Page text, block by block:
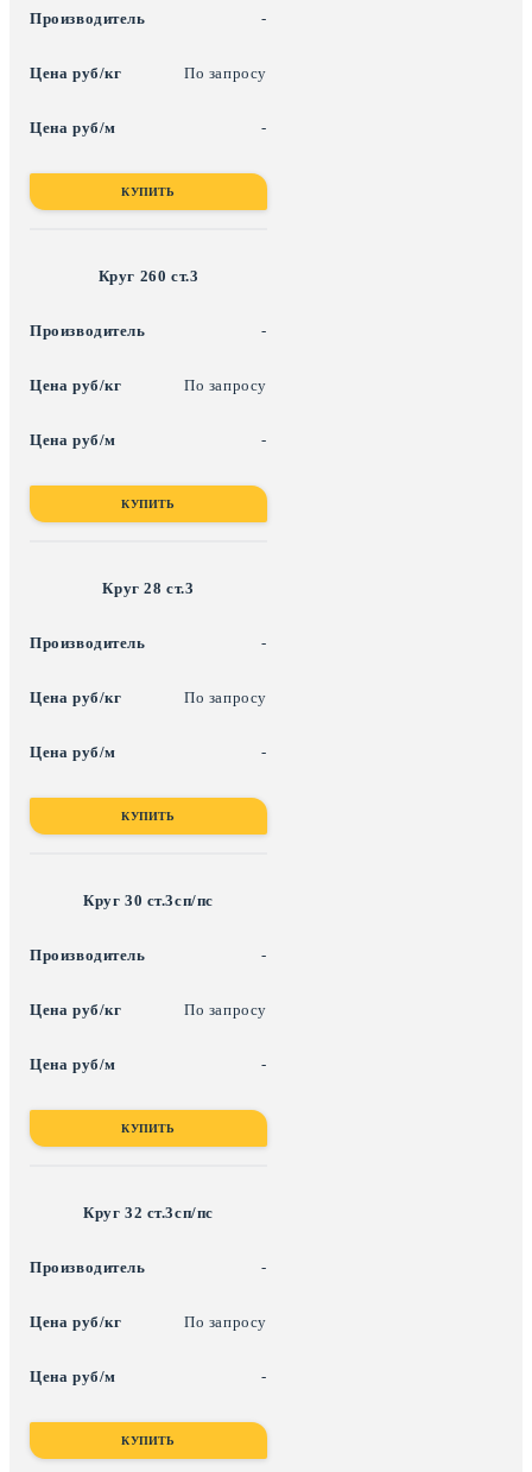
-
По запросу
-
КУПИТЬ
Круг 260 ст.3
-
По запросу
-
КУПИТЬ
Круг 28 ст.3
-
По запросу
-
КУПИТЬ
Круг 30 ст.3сп/пс
-
По запросу
-
КУПИТЬ
Круг 32 ст.3сп/пс
-
По запросу
-
КУПИТЬ